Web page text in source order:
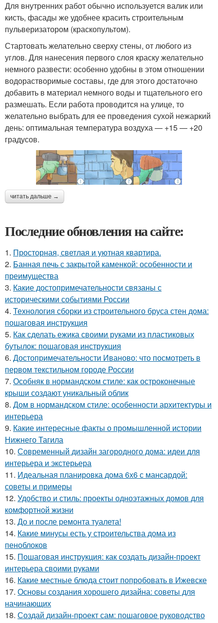
Для внутренних работ обычно используется валик или
кисть, фасады же удобнее красить строительным
пульверизатором (краскопультом).
Стартовать желательно сверху стены, от любого из
углов. Для нанесения первого слоя краску желательно
немного развести: особенно удобны в этом отношении
водорастворимые составы, где для этого достаточно
добавить в материал немного воды и тщательного его
размешать. Если работа проводится на улице, то
желательно выбрать для ее проведения сухой нежаркий
день: оптимальная температура воздуха — +15 — +20
градусов.
читать дальше →
Последние обновления на сайте:
1. Просторная, светлая и уютная квартира.
2. Банная печь с закрытой каменкой: особенности и
преимущества
3. Какие достопримечательности связаны с
историческими событиями России
4. Технология сборки из строительного бруса стен дома:
пошаговая инструкция
5. Как сделать ежика своими руками из пластиковых
бутылок: пошаговая инструкция
6. Достопримечательности Иваново: что посмотреть в
первом текстильном городе России
7. Особняк в нормандском стиле: как остроконечные
крыши создают уникальный облик
8. Дом в нормандском стиле: особенности архитектуры и
интерьера
9. Какие интересные факты о промышленной истории
Нижнего Тагила
10. Современный дизайн загородного дома: идеи для
интерьера и экстерьера
11. Идеальная планировка дома 6х6 с мансардой:
советы и примеры
12. Удобство и стиль: проекты одноэтажных домов для
комфортной жизни
13. До и после ремонта туалета!
14. Какие минусы есть у строительства дома из
пеноблоков
15. Пошаговая инструкция: как создать дизайн-проект
интерьера своими руками
16. Какие местные блюда стоит попробовать в Ижевске
17. Основы создания хорошего дизайна: советы для
начинающих
18. Создай дизайн-проект сам: пошаговое руководство